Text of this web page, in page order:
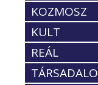
KOZMOSZ
KULT
REÁL